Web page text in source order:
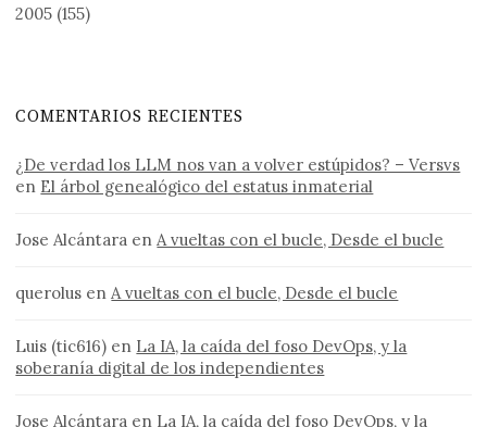
2005 (155)
COMENTARIOS RECIENTES
¿De verdad los LLM nos van a volver estúpidos? – Versvs
en El árbol genealógico del estatus inmaterial
Jose Alcántara enA vueltas con el bucle, Desde el bucle
querolus enA vueltas con el bucle, Desde el bucle
Luis (tic616) en La IA, la caída del foso DevOps, y la
soberanía digital de los independientes
Jose Alcántara en La IA, la caída del foso DevOps, y la